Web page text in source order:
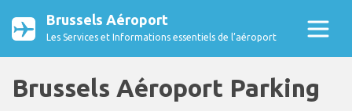
Brussels Aéroport
Les Services et Informations essentiels de l’aéroport
Brussels Aéroport Parking